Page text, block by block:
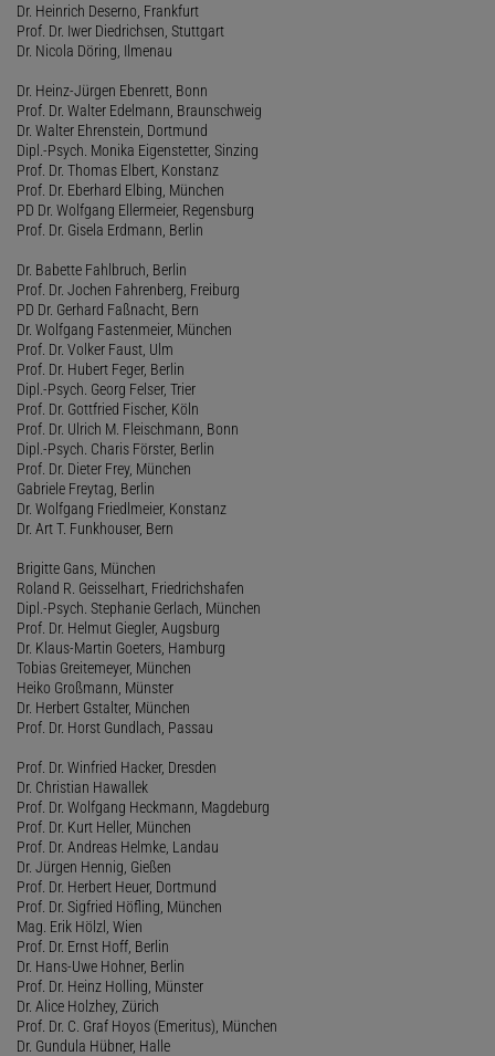
Dr. Heinrich Deserno, Frankfurt
Prof. Dr. Iwer Diedrichsen, Stuttgart
Dr. Nicola Döring, Ilmenau
Dr. Heinz-Jürgen Ebenrett, Bonn
Prof. Dr. Walter Edelmann, Braunschweig
Dr. Walter Ehrenstein, Dortmund
Dipl.-Psych. Monika Eigenstetter, Sinzing
Prof. Dr. Thomas Elbert, Konstanz
Prof. Dr. Eberhard Elbing, München
PD Dr. Wolfgang Ellermeier, Regensburg
Prof. Dr. Gisela Erdmann, Berlin
Dr. Babette Fahlbruch, Berlin
Prof. Dr. Jochen Fahrenberg, Freiburg
PD Dr. Gerhard Faßnacht, Bern
Dr. Wolfgang Fastenmeier, München
Prof. Dr. Volker Faust, Ulm
Prof. Dr. Hubert Feger, Berlin
Dipl.-Psych. Georg Felser, Trier
Prof. Dr. Gottfried Fischer, Köln
Prof. Dr. Ulrich M. Fleischmann, Bonn
Dipl.-Psych. Charis Förster, Berlin
Prof. Dr. Dieter Frey, München
Gabriele Freytag, Berlin
Dr. Wolfgang Friedlmeier, Konstanz
Dr. Art T. Funkhouser, Bern
Brigitte Gans, München
Roland R. Geisselhart, Friedrichshafen
Dipl.-Psych. Stephanie Gerlach, München
Prof. Dr. Helmut Giegler, Augsburg
Dr. Klaus-Martin Goeters, Hamburg
Tobias Greitemeyer, München
Heiko Großmann, Münster
Dr. Herbert Gstalter, München
Prof. Dr. Horst Gundlach, Passau
Prof. Dr. Winfried Hacker, Dresden
Dr. Christian Hawallek
Prof. Dr. Wolfgang Heckmann, Magdeburg
Prof. Dr. Kurt Heller, München
Prof. Dr. Andreas Helmke, Landau
Dr. Jürgen Hennig, Gießen
Prof. Dr. Herbert Heuer, Dortmund
Prof. Dr. Sigfried Höfling, München
Mag. Erik Hölzl, Wien
Prof. Dr. Ernst Hoff, Berlin
Dr. Hans-Uwe Hohner, Berlin
Prof. Dr. Heinz Holling, Münster
Dr. Alice Holzhey, Zürich
Prof. Dr. C. Graf Hoyos (Emeritus), München
Dr. Gundula Hübner, Halle